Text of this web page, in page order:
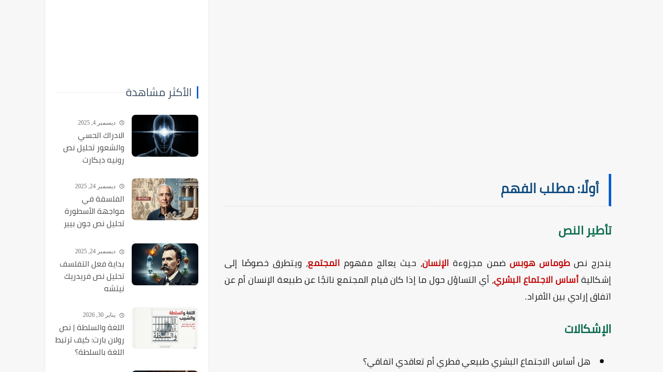
أولًا: مطلب الفهم
تأطير النص
يندرج نصطوماس هوبسضمن مجزوءة الإنسان، حيث يعالج مفهوم المجتمع، ويتطرق خصوصًا إلى
إشكاليةأساس الاجتماع البشري، أي التساؤل حول ما إذا كان قيام المجتمع ناتجًا عن طبيعة الإنسان أم عن
اتفاق إرادي بين الأفراد.
الإشكالات
هل أساس الاجتماع البشري طبيعي فطري أم تعاقدي اتفاقي؟
الأكثر مشاهدة
ديسمبر 4, 2025
الادراك الحسي
والشعور تحليل نص
رونيه ديكارت
ديسمبر 24, 2025
الفلسفة في
مواجهة الأسطورة
تحليل نص جون بيير
ديسمبر 24, 2025
بداية فعل التفلسف
تحليل نص فريدريك
نيتشه
يناير 30, 2026
اللغة والسلطة | نص
رولان بارت: كيف ترتبط
اللغة بالسلطة؟